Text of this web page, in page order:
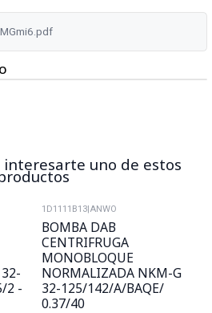
uno de estos
2 -
1D1111B13 ANWO
BOMBA DAB
CENTRIFRUGA
MONOBLOQUE
NORMALIZADA NKM-G
32-125/142/A/BAQE/
0.37/40